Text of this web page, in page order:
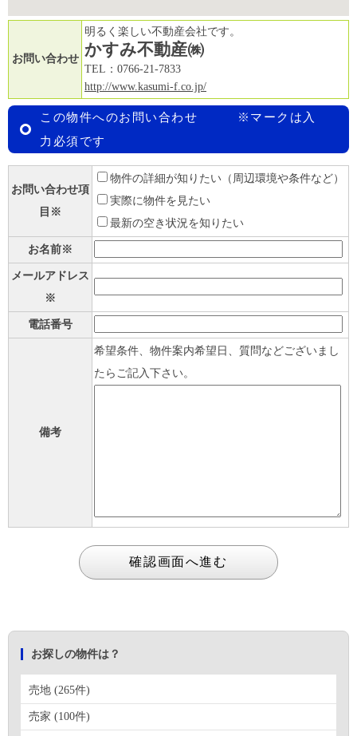
お問い合わせ
明るく楽しい不動産会社です。
かすみ不動産㈱
TEL：0766-21-7833
http://www.kasumi-f.co.jp/
この物件へのお問い合わせ ※マークは入
力必須です
お問い合わせ項
目※
物件の詳細が知りたい（周辺環境や条件など）
実際に物件を見たい
最新の空き状況を知りたい
お名前※
メールアドレス
※
電話番号
備考
希望条件、物件案内希望日、質問などございまし
たらご記入下さい。
お探しの物件は？
売地 (265件)
売家 (100件)